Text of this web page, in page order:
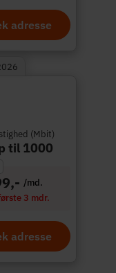
adresse
(Mbit)
til 1000
/md.
3 mdr.
adresse